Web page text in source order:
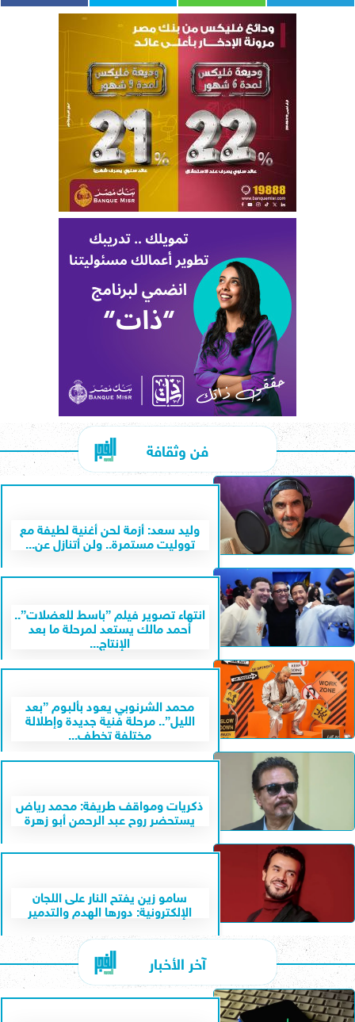
فن وثقافة
وليد سعد: أزمة لحن أغنية لطيفة مع
تووليت مستمرة.. ولن أتنازل عن...
انتهاء تصوير فيلم ”باسط للعضلات”..
أحمد مالك يستعد لمرحلة ما بعد
الإنتاج...
محمد الشرنوبي يعود بألبوم ”بعد
الليل”.. مرحلة فنية جديدة وإطلالة
مختلفة تخطف...
ذكريات ومواقف طريفة: محمد رياض
يستحضر روح عبد الرحمن أبو زهرة
سامو زين يفتح النار على اللجان
الإلكترونية: دورها الهدم والتدمير
آخر الأخبار